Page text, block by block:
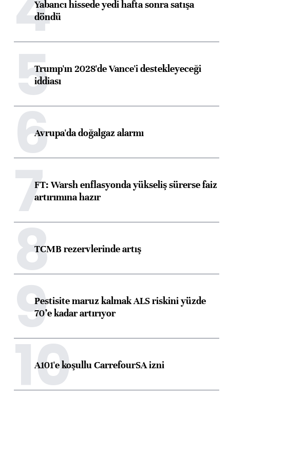
Yabancı hissede yedi hafta sonra satışa
döndü
5Trump'ın 2028'de Vance'i destekleyeceği
iddiası
6Avrupa'da doğalgaz alarmı
7FT: Warsh enflasyonda yükseliş sürerse faiz
artırımına hazır
8TCMB rezervlerinde artış
9Pestisite maruz kalmak ALS riskini yüzde
70’e kadar artırıyor
10
A101'e koşullu CarrefourSA izni